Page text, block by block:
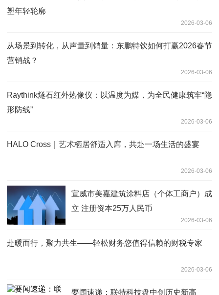
塑年轻轮廓
2026-03-06
从场景到转化，从声量到销量：东鹏特饮如何打赢2026春节
营销战？
2026-03-06
Raythink燧石红外热像仪：以温度为媒，为全民健康筑牢“隐
形防线”
2026-03-06
HALO Cross｜艺术栖居舒适入席，共赴一场生活的盛宴
2026-03-06
宣威市美嘉建筑涂料店（个体工商户）成
立 注册资本25万人民币
2026-03-06
赴暖而行，聚力共生——轻松财务您值得信赖的财税专家
2026-03-06
要闻速递：联特科技盘中创历史新高